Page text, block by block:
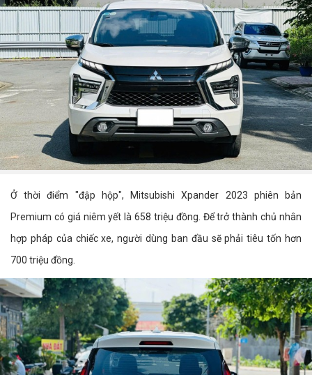
Ở thời điểm "đập hộp", Mitsubishi Xpander 2023 phiên bản
Premium có giá niêm yết là 658 triệu đồng. Để trở thành chủ nhân
hợp pháp của chiếc xe, người dùng ban đầu sẽ phải tiêu tốn hơn
700 triệu đồng.